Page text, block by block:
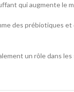
qui augmente le
des prébiotiques
un rôle dans les